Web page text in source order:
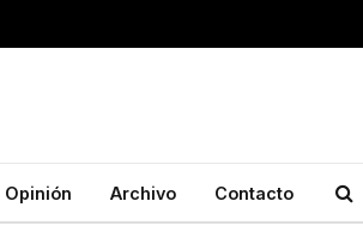
Opinión Archivo Contacto